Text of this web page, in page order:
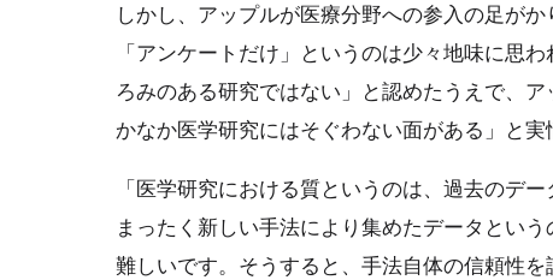
しかし、アップルが医療分野への参入の足が
「アンケートだけ」というのは少々地味に思
ろみのある研究ではない」と認めたうえで、
かなか医学研究にはそぐわない面がある」と実
「医学研究における質というのは、過去のデ
まったく新しい手法により集めたデータとい
難しいです。そうすると、手法自体の信頼性